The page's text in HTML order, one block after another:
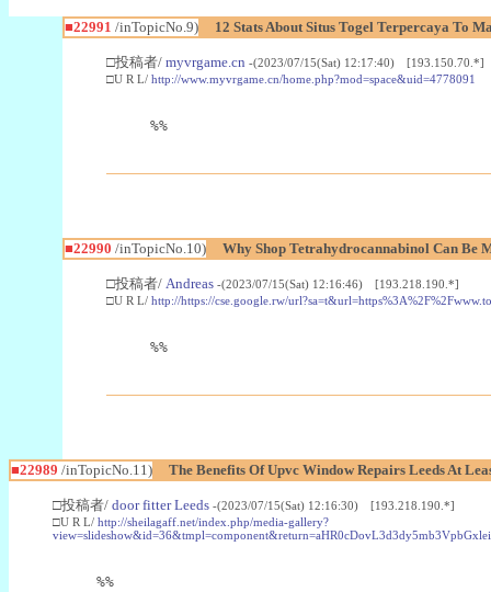
■22991 /inTopicNo.9) 12 Stats About Situs Togel Terpercaya To
□投稿者/ myvrgame.cn -(2023/07/15(Sat) 12:17:40) [193.150.70.*]
□U R L/ http://www.myvrgame.cn/home.php?mod=space&uid=4778091
%%
■22990 /inTopicNo.10) Why Shop Tetrahydrocannabinol Can Be
□投稿者/ Andreas -(2023/07/15(Sat) 12:16:46) [193.218.190.*]
□U R L/ http://https://cse.google.rw/
%%
■22989 /inTopicNo.11) The Benefits Of Upvc Window Repairs Leeds At
□投稿者/ door fitter Leeds -(2023/07/15(Sat) 12:16:30) [193.218.190.*]
□U R L/ http://sheilagaff.net/index.php/media-gallery?
%%